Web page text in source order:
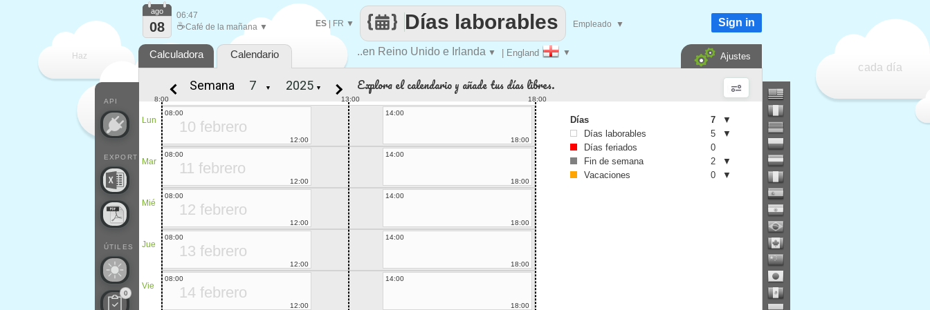
Haz
que
cada día
..en Reino Unido e Irlanda ▼ | England ▼
Días laborables
ES| FR ▼ Empleado ▼
API
EXPORT
ÚTILES
0
ago
08
06:47
☕Café de la mañana ▼ Sign in
Calculadora Calendario Ajustes
Semana ▼ ▼ Explora el calendario y añade tus días libres.
Lun
Mar
Mié
Jue
Vie
13:00
8:00 18:00
10 febrero
08:00
12:00
14:00
18:00
11 febrero
08:00
12:00
14:00
18:00
12 febrero
08:00
12:00
14:00
18:00
13 febrero
08:00
12:00
14:00
18:00
14 febrero
08:00
12:00
14:00
18:00
Días 7
▼
Días laborables
5
▼
Días feriados
0
Fin de semana
2
▼
Vacaciones
0 ▼